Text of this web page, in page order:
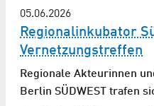
05.06.2026
Regionalinkubator
Vernetzungstreffen
Regionale Akteurinnen
Berlin SÜDWEST trafen